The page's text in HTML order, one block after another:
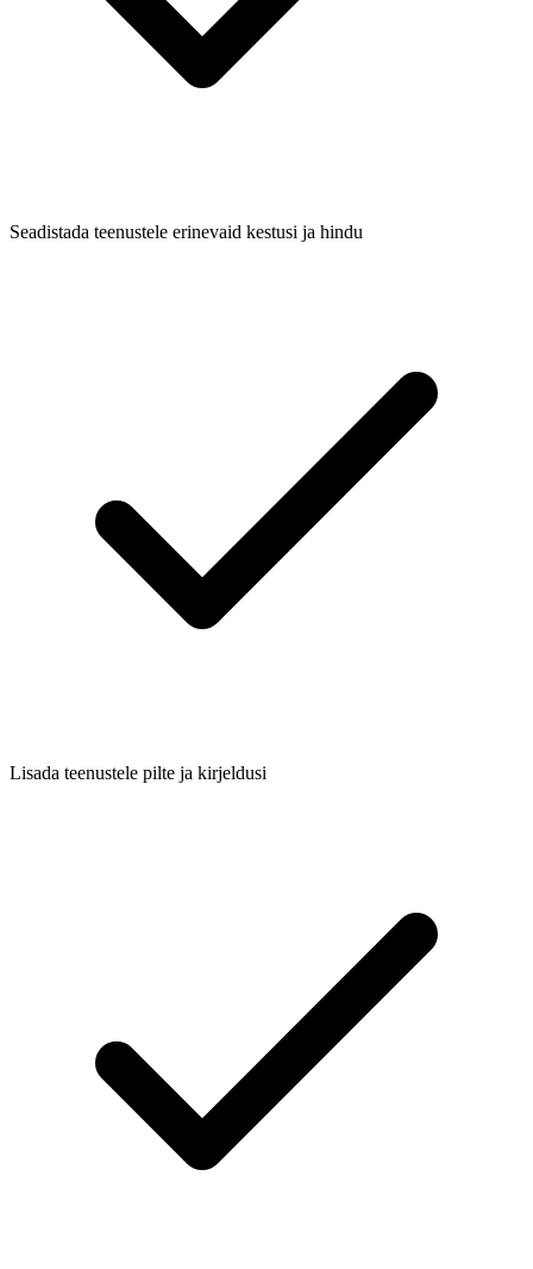
Seadistada teenustele erinevaid kestusi ja hindu
Lisada teenustele pilte ja kirjeldusi